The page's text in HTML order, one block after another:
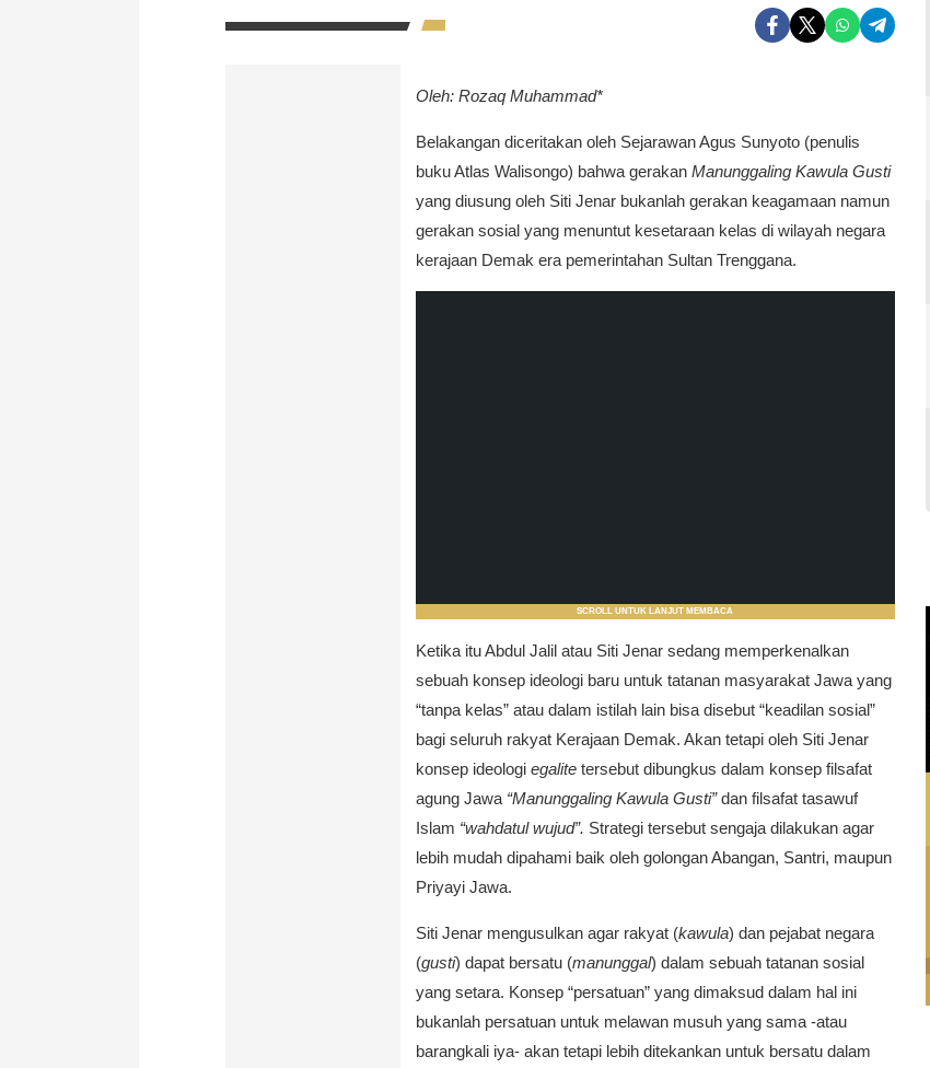
Oleh: Rozaq Muhammad*
Belakangan diceritakan oleh Sejarawan Agus Sunyoto (penulis
buku Atlas Walisongo) bahwa gerakan Manunggaling Kawula Gusti
yang diusung oleh Siti Jenar bukanlah gerakan keagamaan namun
gerakan sosial yang menuntut kesetaraan kelas di wilayah negara
kerajaan Demak era pemerintahan Sultan Trenggana.
SCROLL UNTUK LANJUT MEMBACA
Ketika itu Abdul Jalil atau Siti Jenar sedang memperkenalkan
sebuah konsep ideologi baru untuk tatanan masyarakat Jawa yang
“tanpa kelas” atau dalam istilah lain bisa disebut “keadilan sosial”
bagi seluruh rakyat Kerajaan Demak. Akan tetapi oleh Siti Jenar
konsep ideologi egalite tersebut dibungkus dalam konsep filsafat
agung Jawa “Manunggaling Kawula Gusti”dan filsafat tasawuf
Islam “wahdatul wujud”. Strategi tersebut sengaja dilakukan agar
lebih mudah dipahami baik oleh golongan Abangan, Santri, maupun
Priyayi Jawa.
Siti Jenar mengusulkan agar rakyat (kawula) dan pejabat negara
(gusti) dapat bersatu (manunggal) dalam sebuah tatanan sosial
yang setara. Konsep “persatuan” yang dimaksud dalam hal ini
bukanlah persatuan untuk melawan musuh yang sama -atau
barangkali iya- akan tetapi lebih ditekankan untuk bersatu dalam